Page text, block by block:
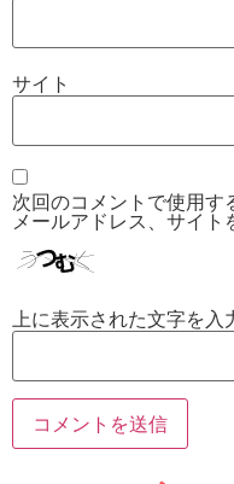
サイト
次回のコメントで使用す
メールアドレス、サイト
上に表示された文字を入